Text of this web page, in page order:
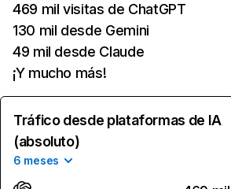
469 mil visitas de ChatGPT
130 mil desde Gemini
49 mil desde Claude
¡Y mucho más!
Tráfico desde plataformas de IA
(absoluto)
6 meses